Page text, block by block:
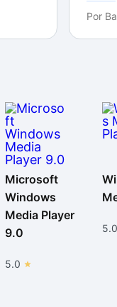
Por
Microsoft
Windows
Media Player
9.0
5.0
5.0